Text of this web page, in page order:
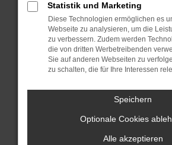
Probleme zu beheben.
Stelle sicher, dass dein
Betriebssystem auf dem
sind.
Veraltete Software birgt nicht
führen, dass bestimmte
Wende dich an den
Wenn du alle oben genannten
Statistik und Marketing
Diese Technologien ermöglichen es
Webseite zu analysieren, um die
zu verbessern. Zudem werden
die von dritten Werbetreibenden
Sie auf anderen Webseiten zu
zu schalten, die für Ihre Interessen
Speichern
Optionale Cookies
Alle akzeptieren